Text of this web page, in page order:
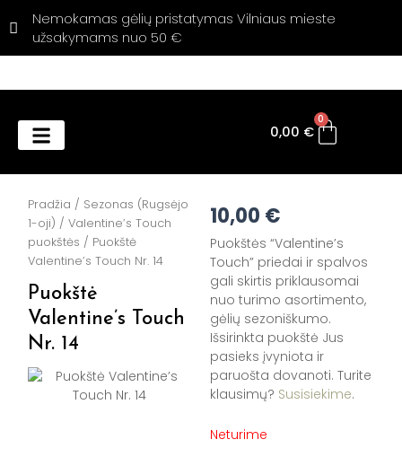
prie
turinio
Nemokamas gėlių pristatymas Vilniaus mieste
užsakymams nuo 50 €
0,00 €
0
Cart
Pradžia / Sezonas (Rugsėjo
1-oji) / Valentine’s Touch
puokštės / Puokštė
Valentine’s Touch Nr. 14
Puokštė
Valentine’s Touch
Nr. 14
10,00 €
Puokštės “Valentine’s
Touch” priedai ir spalvos
gali skirtis priklausomai
nuo turimo asortimento,
gėlių sezoniškumo.
Išsirinkta puokštė Jus
pasieks įvyniota ir
paruošta dovanoti. Turite
klausimų? Susisiekime.
Neturime